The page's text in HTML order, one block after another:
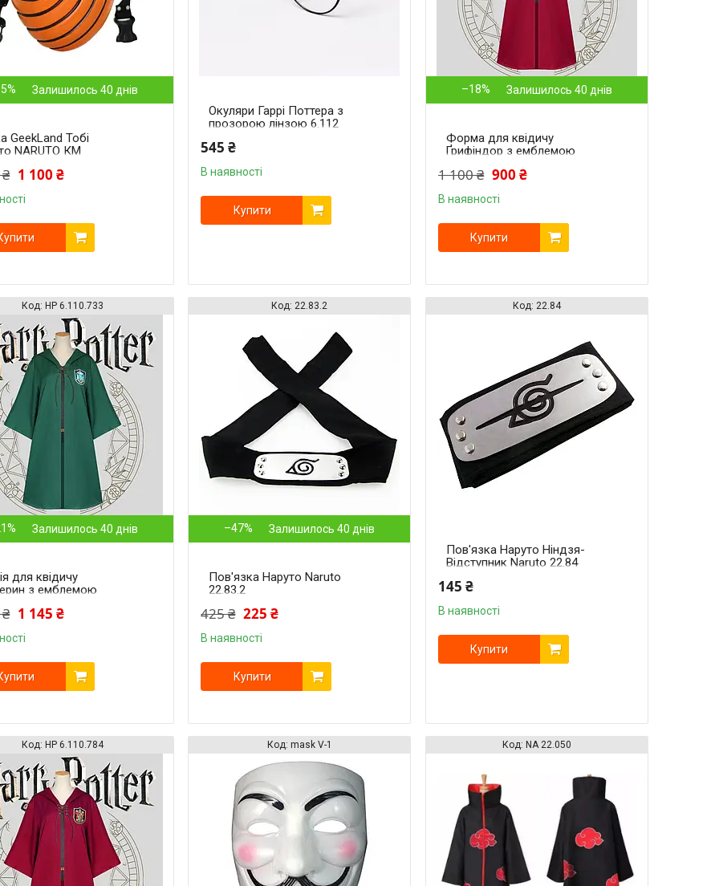
Залишилось 40 днів
GeekLand Тобі
NARUTO КМ
1 100 ₴
Окуляри Гаррі Поттера з
прозорою лінзою 6.112
545 ₴
В наявності
Купити
–18% Залишилось 40 днів
Форма для квідичу
Ґрифіндор з емблемою
Gryffindor HP 6.110.784
1 100 ₴ 900 ₴
В наявності
Купити
HP 6.110.733
Залишилось 40 днів
для квідичу
з емблемою
HP 6.110.733
1 145 ₴
22.83.2
–47% Залишилось 40 днів
Пов'язка Наруто Naruto
22.83.2
425 ₴ 225 ₴
В наявності
Купити
22.84
Пов'язка Наруто Ніндзя-
Відступник Naruto 22.84
145 ₴
В наявності
Купити
HP 6.110.784 mask V-1 NA 22.050